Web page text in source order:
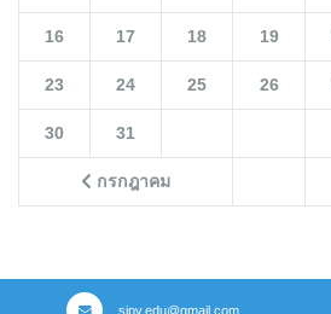
กรกฎาคม
16 17 18 19
23 24 25 26
30 31
sipv.edu@gmail.com